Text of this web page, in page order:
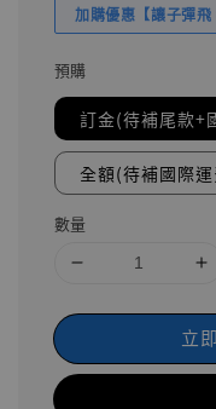
加購優惠【讓子彈
預購
訂金(待補尾款+
全額(待補國際
數量
立